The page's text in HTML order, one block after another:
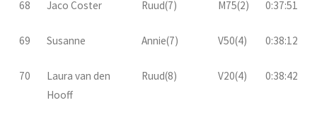
68 Jaco Coster Ruud(7) M75(2) 0:37:51
69 Susanne Annie(7) V50(4) 0:38:12
70
Laura van den
Hooff
Ruud(8) V20(4) 0:38:42